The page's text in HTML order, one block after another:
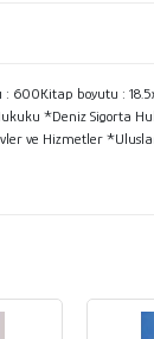
: 600Kitap boyutu :
*Deniz Sigorta
ve Hizmetler